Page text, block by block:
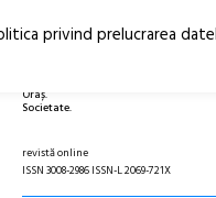
Oraș.
Societate.
revistă online
ISSN 3008-2986 ISSN-L 2069-721X
privind prelucrarea